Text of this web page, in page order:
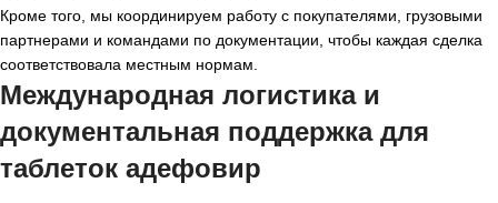
Кроме того, мы координируем работу с покупателями, грузовыми
партнерами и командами по документации, чтобы каждая сделка
соответствовала местным нормам.
Международная логистика и
документальная поддержка для
таблеток адефовир